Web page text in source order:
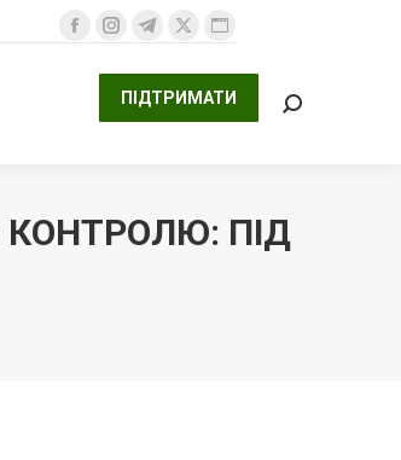
Facebook
сторінка
відкривається
Instagram
сторінка
відкривається
Telegram
сторінка
відкривається
X
сторінка
відкривається
Website
сторінка
відкривається
ПІДТРИМАТИ Search:
КОНТРОЛЮ: ПІД
ПІДТРИМАТИ